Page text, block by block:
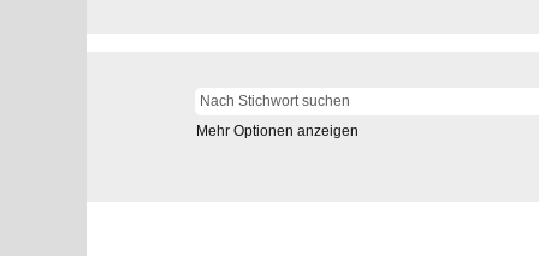
Mehr Optionen anzeigen